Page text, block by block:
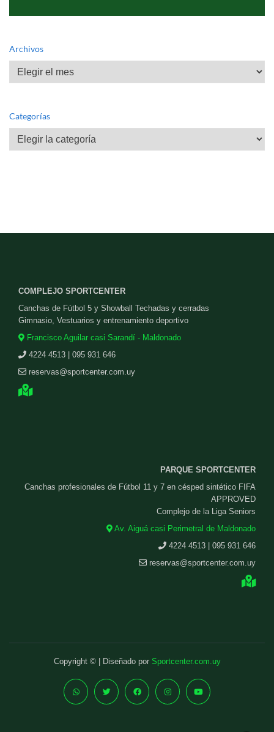
Archivos
Archivos
Categorías
Categorías
COMPLEJO SPORTCENTER
Canchas de Fútbol 5 y Showball Techadas y cerradas
Gimnasio, Vestuarios y entrenamiento deportivo
Francisco Aguilar casi Sarandí - Maldonado
4224 4513 | 095 931 646
reservas@sportcenter.com.uy
PARQUE SPORTCENTER
Canchas profesionales de Fútbol 11 y 7 en césped sintético FIFA
APPROVED
Complejo de la Liga Seniors
Av. Aiguá casi Perimetral de Maldonado
4224 4513 | 095 931 646
reservas@sportcenter.com.uy
Copyright © | Diseñado por Sportcenter.com.uy